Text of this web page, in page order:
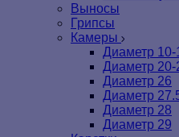
Выносы
Грипсы
Камеры
Диаметр 10-
Диаметр 20-
Диаметр 26
Диаметр
Диаметр 28
Диаметр 29